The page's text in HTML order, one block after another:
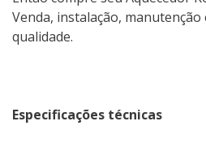
Venda, instalação, manutenção
qualidade.
Especificações técnicas